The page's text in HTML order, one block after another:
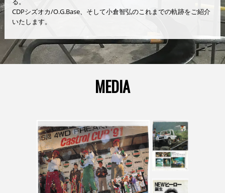
CDPシズオカ/O.G.Base、そして小倉智弘のこれまでの軌跡をご紹介
いたします。
MEDIA